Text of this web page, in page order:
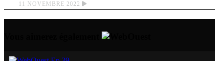
11 NOVEMBRE 2022